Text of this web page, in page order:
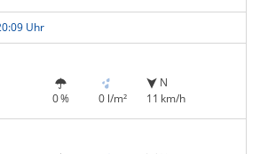
Uhr
0 % 0 l/m²
N
11 km/h